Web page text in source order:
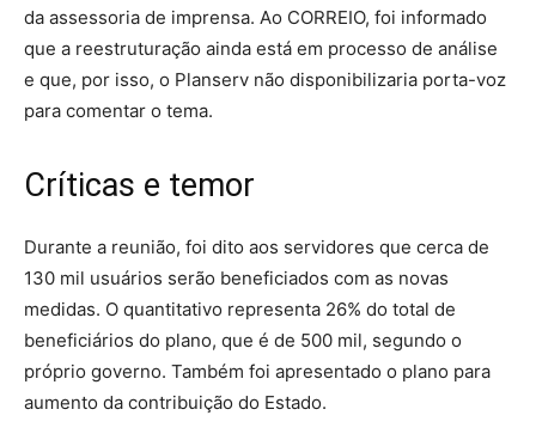
da assessoria de imprensa. Ao CORREIO, foi informado
que a reestruturação ainda está em processo de análise
e que, por isso, o Planserv não disponibilizaria porta-voz
para comentar o tema.
Críticas e temor
Durante a reunião, foi dito aos servidores que cerca de
130 mil usuários serão beneficiados com as novas
medidas. O quantitativo representa 26% do total de
beneficiários do plano, que é de 500 mil, segundo o
próprio governo. Também foi apresentado o plano para
aumento da contribuição do Estado.